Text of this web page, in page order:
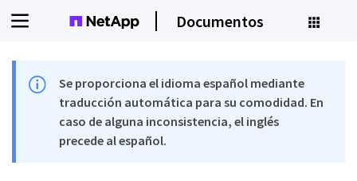
Documentos
Se proporciona el idioma español mediante
traducción automática para su comodidad. En
caso de alguna inconsistencia, el inglés
precede al español.